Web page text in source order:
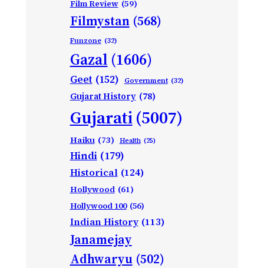
Film Review (59)
Filmystan (568)
Funzone (32)
Gazal (1606)
Geet (152) Government (32)
Gujarat History (78)
Gujarati(5007)
Haiku (73) Health (25)
Hindi (179)
Historical (124)
Hollywood (61)
Hollywood 100 (56)
Indian History (113)
Janamejay
Adhwaryu (502)